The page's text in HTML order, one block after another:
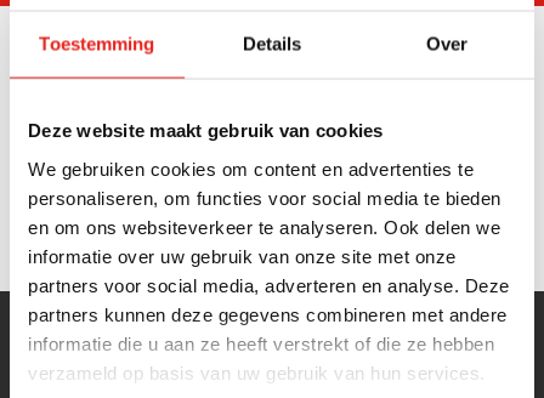
Toestemming Details Over
Deze website maakt gebruik van cookies
We gebruiken cookies om content en advertenties te
personaliseren, om functies voor social media te bieden
en om ons websiteverkeer te analyseren. Ook delen we
informatie over uw gebruik van onze site met onze
partners voor social media, adverteren en analyse. Deze
partners kunnen deze gegevens combineren met andere
informatie die u aan ze heeft verstrekt of die ze hebben
verzameld op basis van uw gebruik van hun services.